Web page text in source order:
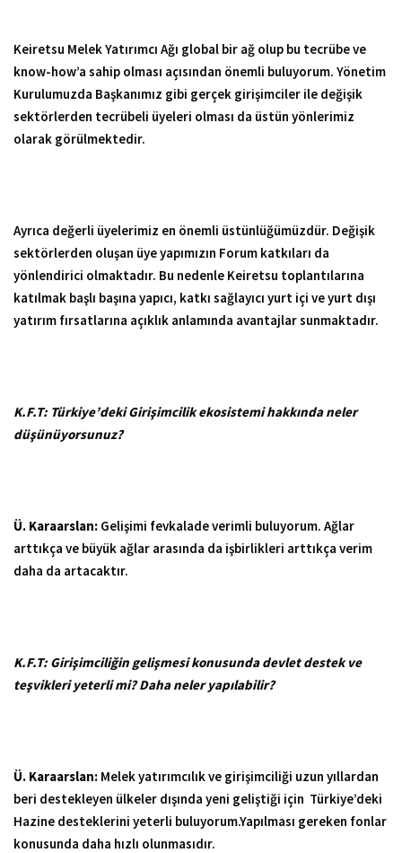
Keiretsu Melek Yatırımcı Ağı global bir ağ olup bu tecrübe ve
know-how’a sahip olması açısından önemli buluyorum. Yönetim
Kurulumuzda Başkanımız gibi gerçek girişimciler ile değişik
sektörlerden tecrübeli üyeleri olması da üstün yönlerimiz
olarak görülmektedir.
Ayrıca değerli üyelerimiz en önemli üstünlüğümüzdür. Değişik
sektörlerden oluşan üye yapımızın Forum katkıları da
yönlendirici olmaktadır. Bu nedenle Keiretsu toplantılarına
katılmak başlı başına yapıcı, katkı sağlayıcı yurt içi ve yurt dışı
yatırım fırsatlarına açıklık anlamında avantajlar sunmaktadır.
K.F.T: Türkiye’deki Girişimcilik ekosistemi hakkında neler
düşünüyorsunuz?
Ü. Karaarslan: Gelişimi fevkalade verimli buluyorum. Ağlar
arttıkça ve büyük ağlar arasında da işbirlikleri arttıkça verim
daha da artacaktır.
K.F.T: Girişimciliğin gelişmesi konusunda devlet destek ve
teşvikleri yeterli mi? Daha neler yapılabilir?
Ü. Karaarslan: Melek yatırımcılık ve girişimciliği uzun yıllardan
beri destekleyen ülkeler dışında yeni geliştiği için Türkiye’deki
Hazine desteklerini yeterli buluyorum.Yapılması gereken fonlar
konusunda daha hızlı olunmasıdır.